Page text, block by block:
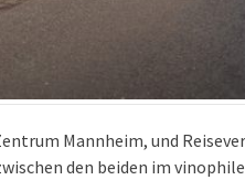
Mannheim, und
den beiden im